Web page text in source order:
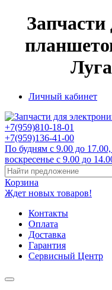
Запчасти
Личный кабинет
+7(959)810-18-01
+7(959)136-41-00
По будням с 9.00 до
воскресенье с 9.00 до
Корзина
Ждет новых товаров!
Контакты
Оплата
Доставка
Гарантия
Сервисный Центр